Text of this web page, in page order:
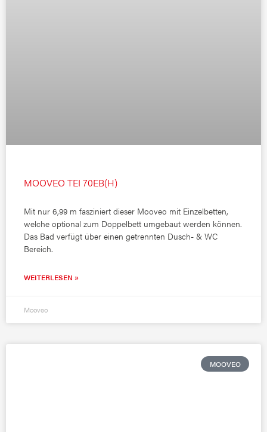
MOOVEO TEI 70EB(H)
Mit nur 6,99 m fasziniert dieser Mooveo mit Einzelbetten,
welche optional zum Doppelbett umgebaut werden können.
Das Bad verfügt über einen getrennten Dusch- & WC
Bereich.
WEITERLESEN »
Mooveo
MOOVEO